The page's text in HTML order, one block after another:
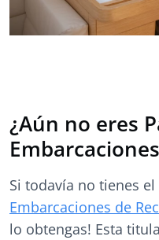
¿Aún no eres
Si todavía no tienes
Embarcaciones de
lo obtengas! Esta